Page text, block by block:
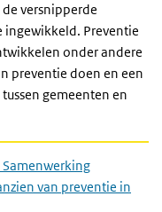
versnipperde
ingewikkeld. Preventie
onder andere
preventie doen en een
gemeenten en
Samenwerking
van preventie in